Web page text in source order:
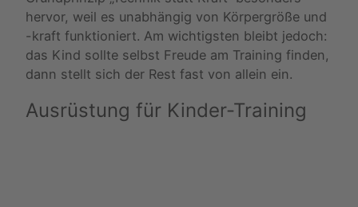
hervor, weil es unabhängig von Körpergröße und
-kraft funktioniert. Am wichtigsten bleibt jedoch:
das Kind sollte selbst Freude am Training finden,
dann stellt sich der Rest fast von allein ein.
Ausrüstung für Kinder-Training